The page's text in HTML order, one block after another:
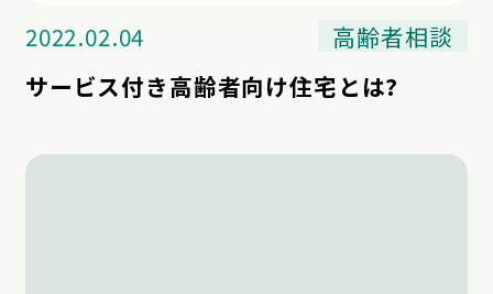
2022.02.04
高齢者相談
サービス付き高齢者向け住宅とは?